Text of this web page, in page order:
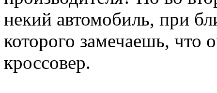
некий автомобиль, при
которого замечаешь,
кроссовер.